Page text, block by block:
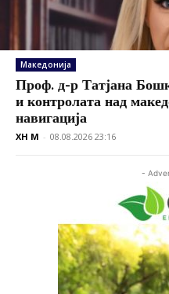
Македонија
Проф. д-р Татјана
и контролата над
навигација
XH M - 08.08.2026 23:16
-